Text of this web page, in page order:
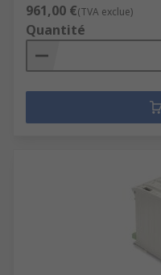
961,00 €(TVA exclue)
Quantité